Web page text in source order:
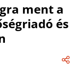
ment a
és